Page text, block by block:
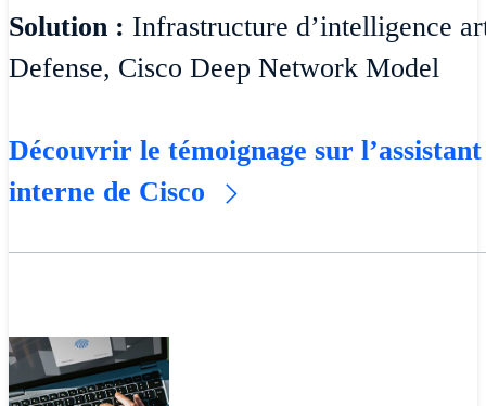
Solution : Infrastructure d’intelligence
Defense, Cisco Deep Network Model
Découvrir le témoignage sur
interne de Cisco